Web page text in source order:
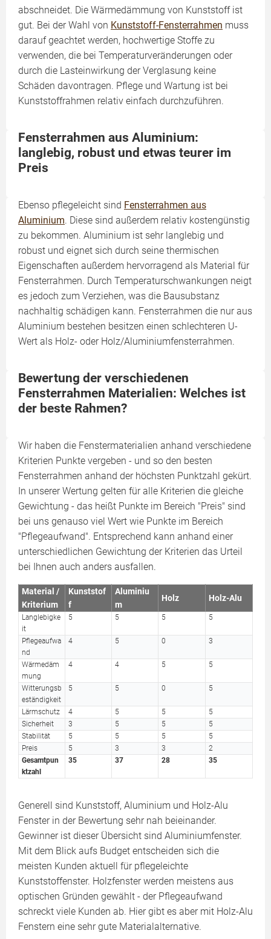
abschneidet. Die Wärmedämmung von Kunststoff ist
gut. Bei der Wahl von Kunststoff-Fensterrahmen muss
darauf geachtet werden, hochwertige Stoffe zu
verwenden, die bei Temperaturveränderungen oder
durch die Lasteinwirkung der Verglasung keine
Schäden davontragen. Pflege und Wartung ist bei
Kunststoffrahmen relativ einfach durchzuführen.
Fensterrahmen aus Aluminium:
langlebig, robust und etwas teurer im
Preis
Ebenso pflegeleicht sind Fensterrahmen aus
Aluminium. Diese sind außerdem relativ kostengünstig
zu bekommen. Aluminium ist sehr langlebig und
robust und eignet sich durch seine thermischen
Eigenschaften außerdem hervorragend als Material für
Fensterrahmen. Durch Temperaturschwankungen neigt
es jedoch zum Verziehen, was die Bausubstanz
nachhaltig schädigen kann. Fensterrahmen die nur aus
Aluminium bestehen besitzen einen schlechteren U-
Wert als Holz- oder Holz/Aluminiumfensterrahmen.
Bewertung der verschiedenen
Fensterrahmen Materialien: Welches ist
der beste Rahmen?
Wir haben die Fenstermaterialien anhand verschiedene
Kriterien Punkte vergeben - und so den besten
Fensterrahmen anhand der höchsten Punktzahl gekürt.
In unserer Wertung gelten für alle Kriterien die gleiche
Gewichtung - das heißt Punkte im Bereich "Preis" sind
bei uns genauso viel Wert wie Punkte im Bereich
"Pflegeaufwand". Entsprechend kann anhand einer
unterschiedlichen Gewichtung der Kriterien das Urteil
bei Ihnen auch anders ausfallen.
Material /
Kriterium
Kunststof
f
Aluminiu
m
Holz Holz-Alu
Langlebigke
it
5 5 5 5
Pflegeaufwa
nd
4 5 0 3
Wärmedäm
mung
4 4 5 5
Witterungsb
eständigkeit
5 5 0 5
Lärmschutz 4 5 5
5
Sicherheit
3 5 5
5
Stabilität
5 5 5
5
Preis
5 3 3
2
Gesamtpun
ktzahl
35 37 28 35
Generell sind Kunststoff, Aluminium und Holz-Alu
Fenster in der Bewertung sehr nah beieinander.
Gewinner ist dieser Übersicht sind Aluminiumfenster.
Mit dem Blick aufs Budget entscheiden sich die
meisten Kunden aktuell für pflegeleichte
Kunststoffenster. Holzfenster werden meistens aus
optischen Gründen gewählt - der Pflegeaufwand
schreckt viele Kunden ab. Hier gibt es aber mit Holz-Alu
Fenstern eine sehr gute Materialalternative.